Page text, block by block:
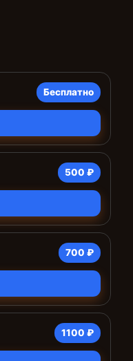
Бесплатно
500 ₽
700 ₽
1100 ₽